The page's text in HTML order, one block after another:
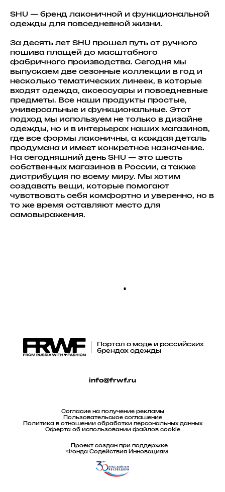
SHU — бренд лаконичной и функциональной
одежды для повседневной жизни.
За десять лет SHU прошел путь от ручного
пошива плащей до масштабного
фабричного производства. Сегодня мы
выпускаем две сезонные коллекции в год и
несколько тематических линеек, в которые
входят одежда, аксессуары и повседневные
предметы. Все наши продукты простые,
универсальные и функциональные. Этот
подход мы используем не только в дизайне
одежды, но и в интерьерах наших магазинов,
где все формы лаконичны, а каждая деталь
продумана и имеет конкретное назначение.
На сегодняшний день SHU — это шесть
собственных магазинов в России, а также
дистрибуция по всему миру. Мы хотим
создавать вещи, которые помогают
чувствовать себя комфортно и уверенно, но в
то же время оставляют место для
самовыражения.
Портал о моде и российских
брендах одежды
info@frwf.ru
Согласие на получение рекламы
Пользовательское соглашение
Политика в отношении обработки персональных данных
Оферта об использовании файлов cookie
Проект создан при поддержке
Фонда Содействия Инновациям